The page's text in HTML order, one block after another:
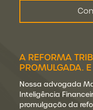
A REFORMA
PROMULGADA.
Nossa advogada
Inteligência
promulgação da